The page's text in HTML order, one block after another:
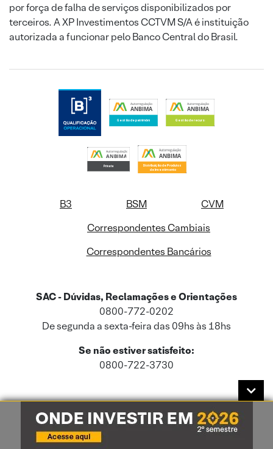
por força de falha de serviços disponibilizados por
terceiros. A XP Investimentos CCTVM S/A é instituição
autorizada a funcionar pelo Banco Central do Brasil.
B3 BSM
CVM
Correspondentes Cambiais
Correspondentes Bancários
SAC - Dúvidas, Reclamações e Orientações
0800-772-0202
De segunda a sexta-feira das 09hs às 18hs
Se não estiver satisfeito:
0800-722-3730
Este site usa cookies e dados pessoais de acordo com a nossaPolítica de
Cookies
e a nossaPolítica de Privacidade.